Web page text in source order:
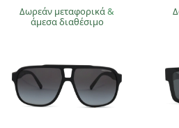
Δωρεάν μεταφορικά&
άμεσα διαθέσιμο